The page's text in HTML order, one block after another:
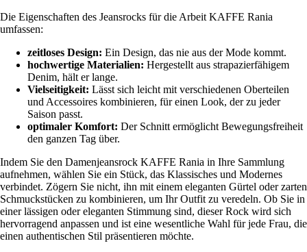
Die Eigenschaften des Jeansrocks für die Arbeit KAFFE Rania
umfassen:
zeitloses Design: Ein Design, das nie aus der Mode kommt.
hochwertige Materialien: Hergestellt aus strapazierfähigem
Denim, hält er lange.
Vielseitigkeit: Lässt sich leicht mit verschiedenen Oberteilen
und Accessoires kombinieren, für einen Look, der zu jeder
Saison passt.
optimaler Komfort: Der Schnitt ermöglicht Bewegungsfreiheit
den ganzen Tag über.
Indem Sie den Damenjeansrock KAFFE Rania in Ihre Sammlung
aufnehmen, wählen Sie ein Stück, das Klassisches und Modernes
verbindet. Zögern Sie nicht, ihn mit einem eleganten Gürtel oder zarten
Schmuckstücken zu kombinieren, um Ihr Outfit zu veredeln. Ob Sie in
einer lässigen oder eleganten Stimmung sind, dieser Rock wird sich
hervorragend anpassen und ist eine wesentliche Wahl für jede Frau, die
einen authentischen Stil präsentieren möchte.